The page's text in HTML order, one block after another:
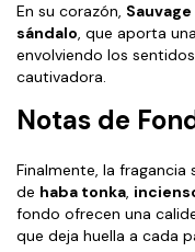
En su corazón,
sándalo, que aporta
envolviendo los
cautivadora.
Notas de
Finalmente, la fragancia
de haba tonka,
fondo ofrecen una
que deja huella a cada